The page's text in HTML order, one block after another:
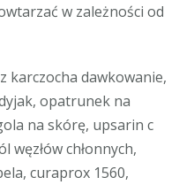
w zależności od
karczocha dawkowanie,
opatrunek na
na skórę, upsarin c
chłonnych,
curaprox 1560,